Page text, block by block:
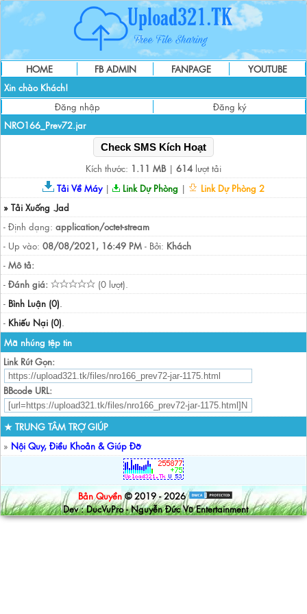
HOME FB ADMIN FANPAGE
YOUTUBE
Xin chào Khách!
Đăng nhập
Đăng ký
NRO166_Prev72.jar
Check SMS Kích Hoạt
Kích thước: 1.11 MB| 614 lượt tải
Tải Về Máy| Link Dự Phòng |
Link Dự Phòng 2
» Tải Xuống .Jad
- Định dạng: application/octet-stream
- Up vào: 08/08/2021, 16:49 PM - Bởi: Khách
- Mô tả:
- Đánh giá:
(0 lượt).
- Bình Luận (0).
- Khiếu Nại (0).
Mã nhúng tệp tin
Link Rút Gọn:
BBcode URL:
★ TRUNG TÂM TRỢ GIÚP
» Nội Quy, Điều Khoản & Giúp Đỡ
Bản Quyền © 2019 - 2026
Dev : DucVuPro - Nguyễn Đức Vũ Entertainment